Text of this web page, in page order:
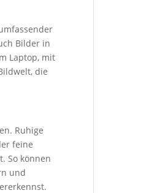
Bilder in
Laptop, mit
die
Ruhige
feine
So können
und